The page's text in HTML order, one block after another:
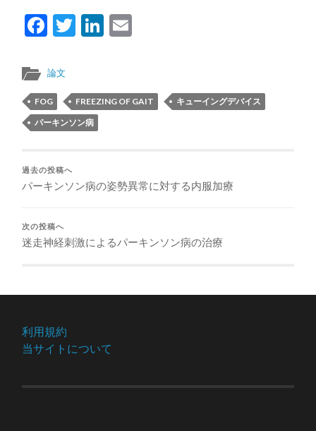
Facebook
TwitterLinkedIn
論文
FOG FREEZING OF GAIT
キューイングデバイス
パーキンソン病
過去の投稿へ
パーキンソン病の姿勢異常に対する内服加療
次の投稿へ
迷走神経刺激によるパーキンソン病の治療
利用規約
当サイトについて